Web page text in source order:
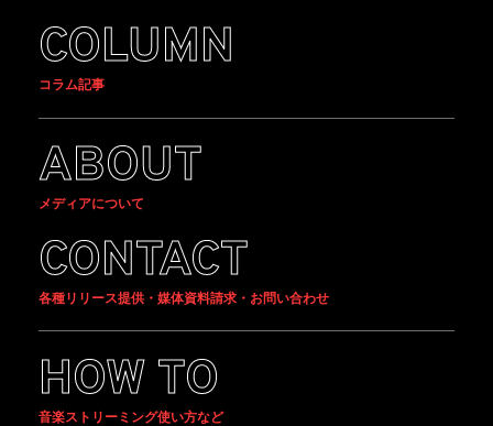
COLUMN
コラム記事
ABOUT
メディアについて
CONTACT
各種リリース提供・媒体資料請求・お問い合わせ
HOW TO
音楽ストリーミング使い方など